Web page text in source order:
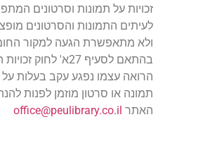
זכויות על תמונות וסרטונים
לעיתים התמונות והסרטונים
ולא מתאפשרת הגעה למקור החומר
בהתאם לסעיף 27א'
הרואה עצמו נפגע עקב בעלות על
תמונה או סרטון מוזמן לפנות
האתר
office@peulibrary.co.il